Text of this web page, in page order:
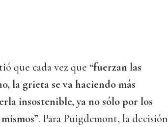
que cada vez que “fuerzan las
la grieta se va haciendo más
insostenible, ya no sólo por los
. Para Puigdemont, la decisión